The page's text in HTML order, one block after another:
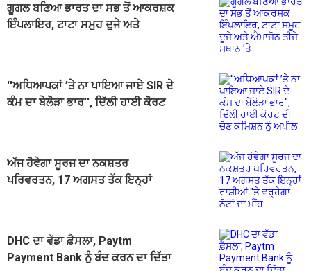
ਗੂਗਲ ਬਣਿਆ ਭਾਰਤ ਦਾ ਸਭ ਤੋਂ ਆਕਰਸ਼ਕ
ਇੰਪਲਾਇਰ, ਟਾਟਾ ਸਮੂਹ ਦੂਜੇ ਅਤੇ
''ਅਧਿਆਪਕਾਂ ’ਤੇ ਨਾ ਪਾਇਆ ਜਾਏ SIR ਦੇ
ਕੰਮ ਦਾ ਬੇਲੋੜਾ ਭਾਰ'', ਦਿੱਲੀ ਹਾਈ ਕੋਰਟ
ਅੱਜ ਹੋਵੇਗਾ ਸੂਰਜ ਦਾ ਨਕਸ਼ਤਰ
ਪਰਿਵਰਤਨ, 17 ਅਗਸਤ ਤੱਕ ਇਨ੍ਹਾਂ
DHC ਦਾ ਵੱਡਾ ਫ਼ੈਸਲਾ, Paytm
Payment Bank ਨੂੰ ਬੰਦ ਕਰਨ ਦਾ ਦਿੱਤਾ